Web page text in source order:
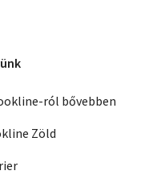
ról bővebben
Zöld